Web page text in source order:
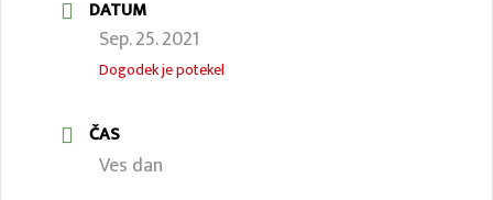
DATUM
Sep. 25. 2021
Dogodek je potekel
ČAS
Ves dan